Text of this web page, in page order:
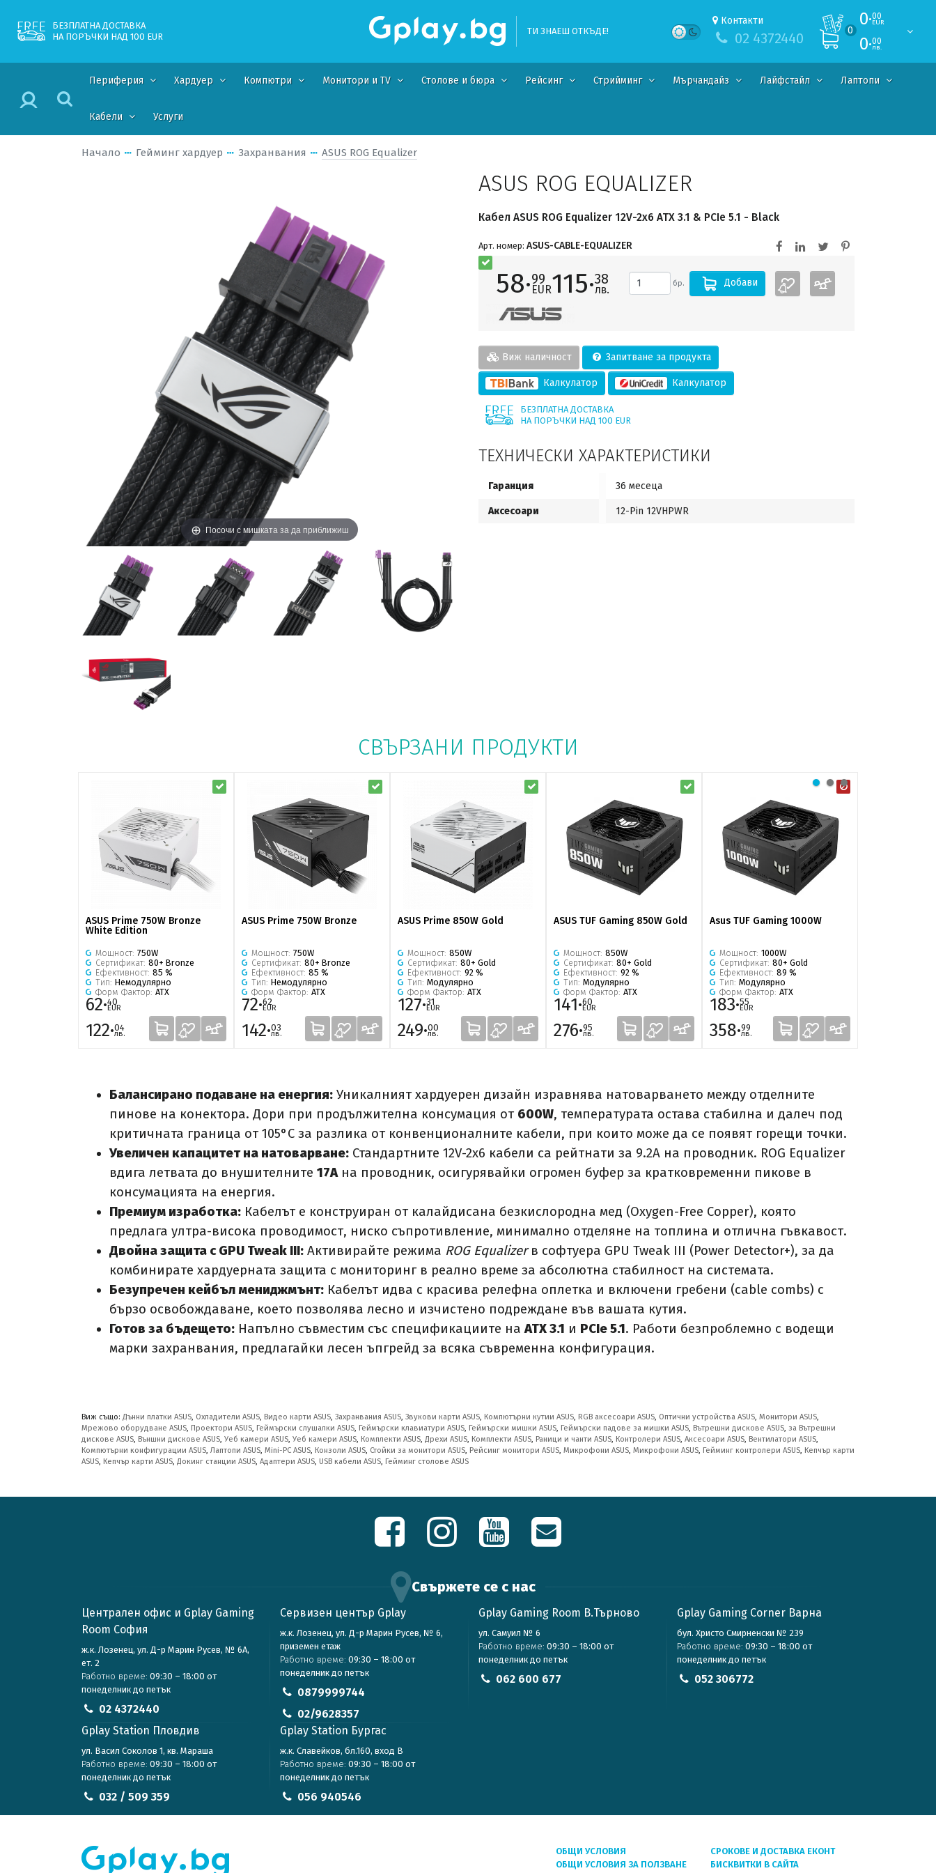
БЕЗПЛАТНА ДОСТАВКА
НА ПОРЪЧКИ НАД 100 EUR
ТИ ЗНАЕШ ОТКЪДЕ!
Контакти
02 4372440 0
0·00
EUR
0·00
лв.
Периферия Хардуер Компютри Монитори и TV Столове и бюра Рейсинг Стрийминг Мърчандайз Лайфстайл Лаптопи
Кабели Услуги
Начало Гейминг хардуер Захранвания ASUS ROG Equalizer
Посочи с мишката за да приближиш
ASUS ROG EQUALIZER
Кабел ASUS ROG Equalizer 12V-2x6 ATX 3.1 & PCIe 5.1 - Black
Арт. номер: ASUS-CABLE-EQUALIZER
58·99
EUR115·38
лв. бр. Добави
Виж наличност Запитване за продукта
Калкулатор Калкулатор
БЕЗПЛАТНА ДОСТАВКА
НА ПОРЪЧКИ НАД 100 EUR
ТЕХНИЧЕСКИ ХАРАКТЕРИСТИКИ
Гаранция 36 месеца
Аксесоари 12-Pin 12VHPWR
СВЪРЗАНИ ПРОДУКТИ
ASUS Prime 750W Bronze
White Edition
Мощност: 750W
Сертификат: 80+ Bronze
Ефективност: 85 %
Тип: Немодулярно
Форм Фактор: ATX
62·40
EUR
122·04
лв.
ASUS Prime 750W Bronze
Мощност: 750W
Сертификат: 80+ Bronze
Ефективност: 85 %
Тип: Немодулярно
Форм Фактор: ATX
72·62
EUR
142·03
лв.
ASUS Prime 850W Gold
Мощност: 850W
Сертификат: 80+ Gold
Ефективност: 92 %
Тип: Модулярно
Форм Фактор: ATX
127·31
EUR
249·00
лв.
ASUS TUF Gaming 850W Gold
Мощност: 850W
Сертификат: 80+ Gold
Ефективност: 92 %
Тип: Модулярно
Форм Фактор: ATX
141·60
EUR
276·95
лв.
Asus TUF Gaming 1000W
Мощност: 1000W
Сертификат: 80+ Gold
Ефективност: 89 %
Тип: Модулярно
Форм Фактор: ATX
183·55
EUR
358·99
лв.
Балансирано подаване на енергия: Уникалният хардуерен дизайн изравнява натоварването между отделните
пинове на конектора. Дори при продължителна консумация от 600W, температурата остава стабилна и далеч под
критичната граница от 105°C за разлика от конвенционалните кабели, при които може да се появят горещи точки.
Увеличен капацитет на натоварване: Стандартните 12V-2x6 кабели са рейтнати за 9.2A на проводник. ROG Equalizer
вдига летвата до внушителните 17Aна проводник, осигурявайки огромен буфер за кратковременни пикове в
консумацията на енергия.
Премиум изработка: Кабелът е конструиран от калайдисана безкислородна мед (Oxygen-Free Copper), която
предлага ултра-висока проводимост, ниско съпротивление, минимално отделяне на топлина и отлична гъвкавост.
Двойна защита с GPU Tweak III: Активирайте режима ROG Equalizerв софтуера GPU Tweak III (Power Detector+), за да
комбинирате хардуерната защита с мониторинг в реално време за абсолютна стабилност на системата.
Безупречен кейбъл мениджмънт: Кабелът идва с красива релефна оплетка и включени гребени (cable combs) с
бързо освобождаване, което позволява лесно и изчистено подреждане във вашата кутия.
Готов за бъдещето: Напълно съвместим със спецификациите наATX 3.1 и PCIe 5.1. Работи безпроблемно с водещи
марки захранвания, предлагайки лесен ъпгрейд за всяка съвременна конфигурация.
Виж също: Дънни платки ASUS, Охладители ASUS, Видео карти ASUS, Захранвания ASUS, Звукови карти ASUS, Компютърни кутии ASUS, RGB аксесоари ASUS, Оптични устройства ASUS, Монитори ASUS,
Мрежово оборудване ASUS, Проектори ASUS, Геймърски слушалки ASUS, Геймърски клавиатури ASUS, Геймърски мишки ASUS, Геймърски падове за мишки ASUS, Вътрешни дискове ASUS, за Вътрешни
дискове ASUS, Външни дискове ASUS, Уеб камери ASUS, Уеб камери ASUS, Комплекти ASUS, Дрехи ASUS, Комплекти ASUS, Раници и чанти ASUS, Контролери ASUS, Аксесоари ASUS, Вентилатори ASUS,
Компютърни конфигурации ASUS, Лаптопи ASUS, Mini-PC ASUS, Конзоли ASUS, Стойки за монитори ASUS, Рейсинг монитори ASUS, Микрофони ASUS, Микрофони ASUS, Гейминг контролери ASUS, Кепчър карти
ASUS, Кепчър карти ASUS, Докинг станции ASUS, Адаптери ASUS, USB кабели ASUS, Гейминг столове ASUS
Свържете се с нас
Централен офис и Gplay Gaming
Room София
ж.к. Лозенец, ул. Д-р Марин Русев, № 6А,
ет. 2
Работно време: 09:30 – 18:00 от
понеделник до петък
02 4372440
Сервизен център Gplay
ж.к. Лозенец, ул. Д-р Марин Русев, № 6,
приземен етаж
Работно време: 09:30 – 18:00 от
понеделник до петък
0879999744
02/9628357
Gplay Gaming Room В.Търново
ул. Самуил № 6
Работно време: 09:30 – 18:00 от
понеделник до петък
062 600 677
Gplay Gaming Corner Варна
бул. Христо Смирненски № 239
Работно време: 09:30 – 18:00 от
понеделник до петък
052 306772
Gplay Station Пловдив
ул. Васил Соколов 1, кв. Мараша
Работно време: 09:30 – 18:00 от
понеделник до петък
032 / 509 359
Gplay Station Бургас
ж.к. Славейков, бл.160, вход В
Работно време: 09:30 – 18:00 от
понеделник до петък
056 940546
ОБЩИ УСЛОВИЯ
ОБЩИ УСЛОВИЯ ЗА ПОЛЗВАНЕ
СРОКОВЕ И ДОСТАВКА ЕКОНТ
БИСКВИТКИ В САЙТА